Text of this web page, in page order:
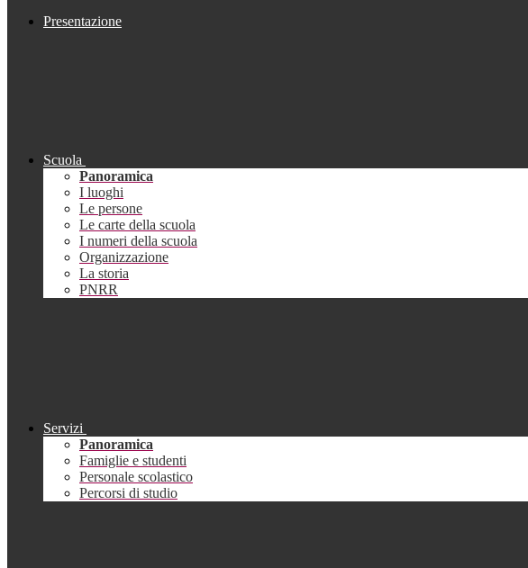
Presentazione
Scuola
Panoramica
I luoghi
Le persone
Le carte della scuola
I numeri della scuola
Organizzazione
La storia
PNRR
Servizi
Panoramica
Famiglie e studenti
Personale scolastico
Percorsi di studio